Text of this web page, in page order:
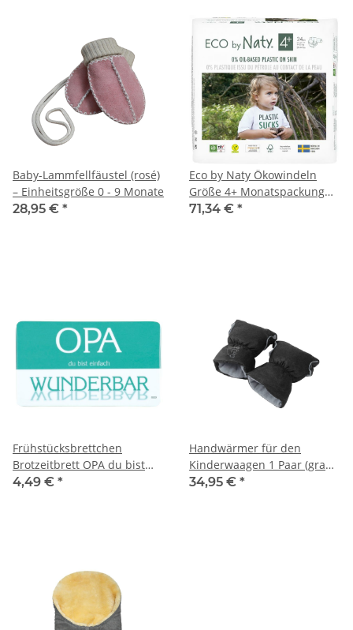
Baby-Lammfellfäustel (rosé)
– Einheitsgröße 0 - 9 Monate
28,95 € *
Eco by Naty Ökowindeln
Größe 4+ Monatspackung
144 Windeln
71,34 € *
Frühstücksbrettchen
Brotzeitbrett OPA du bist
einfach WUNDERBAR
4,49 € *
Handwärmer für den
Kinderwaagen 1 Paar (grau
meliert) – Warme Hände bei
34,95 € *